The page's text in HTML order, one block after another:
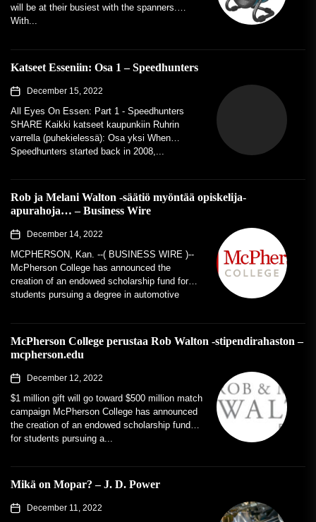
will be at their busiest with the spanners.
With...
Katseet Esseniin: Osa 1 – Speedhunters
December 15, 2022
All Eyes On Essen: Part 1 - Speedhunters
SHARE Kaikki katseet kaupunkiin Ruhrin
varrella (puhekielessä): Osa yksi When
Speedhunters started back in 2008,...
Rob ja Melani Walton -säätiö myöntää opiskelija-
apurahoja… – Business Wire
December 14, 2022
MCPHERSON, Kan. --( BUSINESS WIRE )--
McPherson College has announced the
creation of an endowed scholarship fund for
students pursuing a degree in automotive
McPherson College perustaa Rob Walton -stipendirahaston –
mcpherson.edu
December 12, 2022
$1 million gift will go toward $500 million match
campaign McPherson College has announced
the creation of an endowed scholarship fund
for students pursuing a...
Mikä on Mopar? – J. D. Power
December 11, 2022